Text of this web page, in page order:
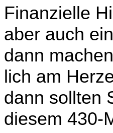
Finanzielle
aber auch
dann
lich am
dann sollten
diesem 430-